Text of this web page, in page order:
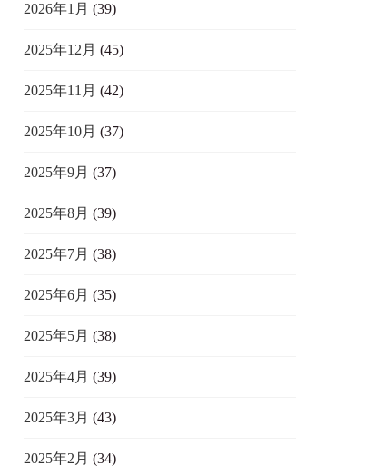
2026年1月 (39)
2025年12月 (45)
2025年11月 (42)
2025年10月 (37)
2025年9月 (37)
2025年8月 (39)
2025年7月 (38)
2025年6月 (35)
2025年5月 (38)
2025年4月 (39)
2025年3月 (43)
2025年2月 (34)